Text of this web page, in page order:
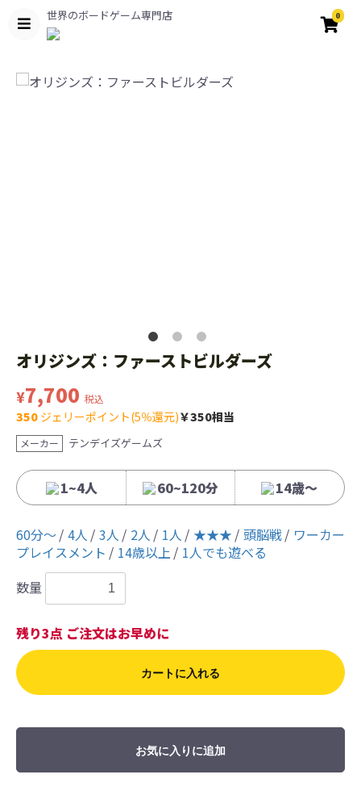
世界のボードゲーム専門店 0
オリジンズ：ファーストビルダーズ
¥7,700 税込
350 ジェリーポイント(5％還元)￥350相当
メーカー テンデイズゲームズ
1~4人 60~120分 14歳〜
60分〜 4人 3人 2人 1人 ★★★ 頭脳戦
ワーカー
プレイスメント
14歳以上
1人でも遊べる
数量
残り3点 ご注文はお早めに
カートに入れる
お気に入りに追加